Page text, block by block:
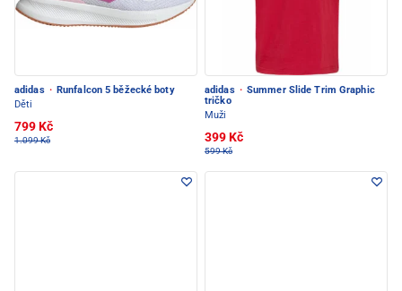
adidas · Runfalcon 5 běžecké boty
Děti
799 Kč
1.099 Kč
adidas · Summer Slide Trim Graphic
tričko
Muži
399 Kč
599 Kč